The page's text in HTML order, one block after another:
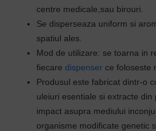
centre medicale,sau birouri.
Se disperseaza uniform si
spatiul ales.
Mod de utilizare: se toarna in
fiecare dispenser ce foloseste
Produsul este fabricat dintr-o
uleiuri esentiale si extracte din
impact asupra mediului
organisme modificate genetic